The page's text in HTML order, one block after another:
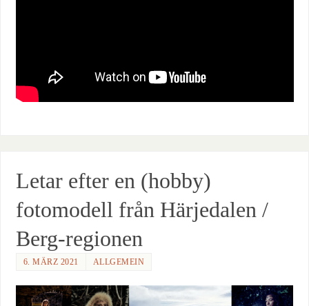
Letar efter en (hobby)
fotomodell från Härjedalen /
Berg-regionen
6. MÄRZ 2021 ALLGEMEIN